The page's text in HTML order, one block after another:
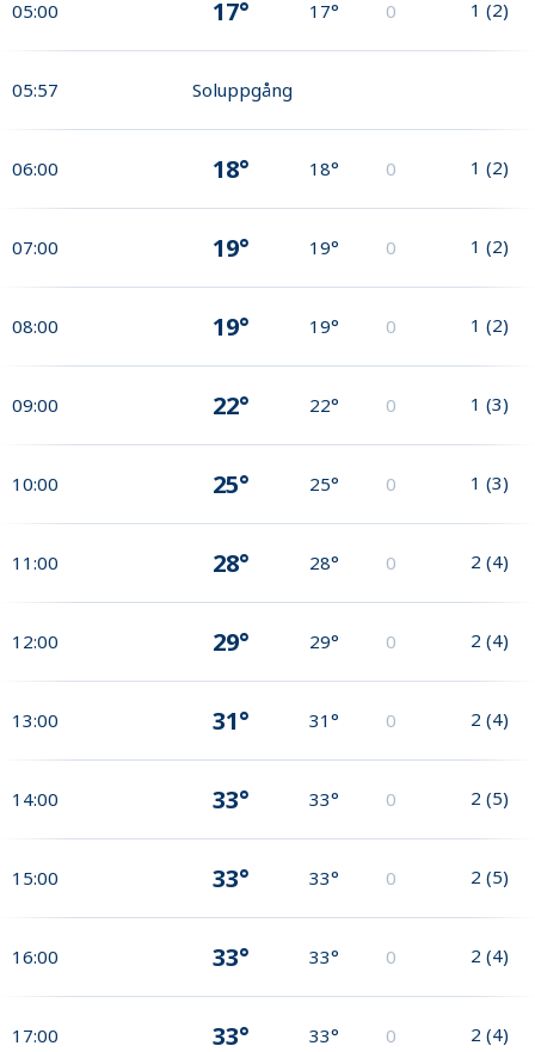
05:00 17° 17° 0 1 (2)
05:57 Soluppgång
06:00 18° 18° 0 1 (2)
07:00 19° 19° 0 1 (2)
08:00 19° 19° 0 1 (2)
09:00 22° 22° 0 1 (3)
10:00 25° 25° 0 1 (3)
11:00 28° 28° 0 2 (4)
12:00 29° 29° 0 2 (4)
13:00 31° 31° 0 2 (4)
14:00 33° 33° 0 2 (5)
15:00 33° 33° 0 2 (5)
16:00 33° 33° 0 2 (4)
17:00 33° 33° 0 2 (4)